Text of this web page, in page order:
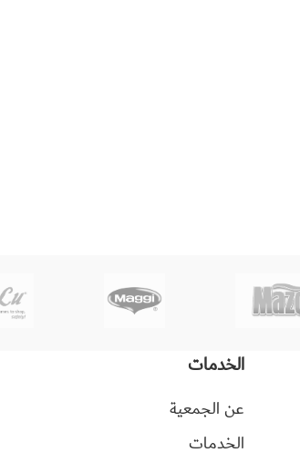
الخدمات
عن الجمعية
الخدمات